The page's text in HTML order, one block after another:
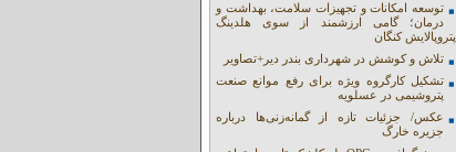
توسعه امکانات و تجهیزات سلامت، بهداشت و
درمان؛ گامی ارزشمند از سوی هلدینگ
پتروپالایش کنگان
تلاش و کوشش در شهرداری بندر دیر+تصاویر
تشکیل کارگروه ویژه برای رفع موانع صنعت
پتروشیمی در عسلویه
عکس/ جزئیات تازه از گمانه‌زنی‌ها درباره
جزیره خارگ